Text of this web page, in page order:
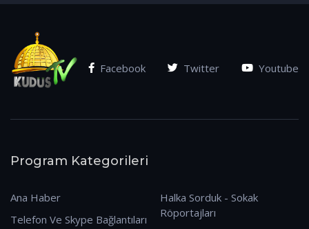
Facebook Twitter Youtube
Program Kategorileri
Ana Haber
Telefon Ve Skype Bağlantıları
Halka Sorduk - Sokak
Röportajları